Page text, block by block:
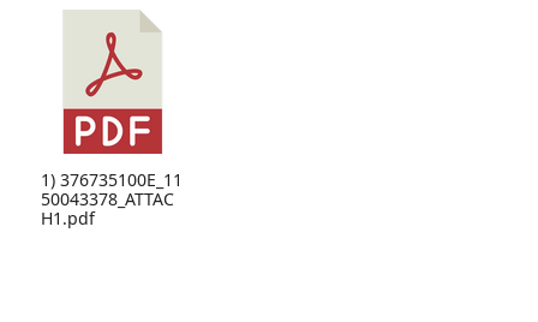
1) 376735100E_11
50043378_ATTAC
H1.pdf